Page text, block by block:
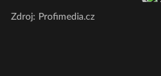
Zdroj: Profimedia.cz